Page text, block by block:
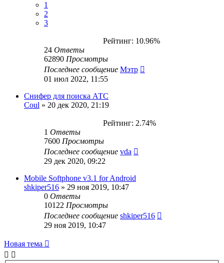
1
2
3
Рейтинг: 10.96%
24 Ответы
62890 Просмотры
Последнее сообщение Мэтр
01 июл 2022, 11:55
Снифер для поиска АТС
Coul » 20 дек 2020, 21:19
Рейтинг: 2.74%
1 Ответы
7600 Просмотры
Последнее сообщение vda
29 дек 2020, 09:22
Mobile Softphone v3.1 for Android
shkiper516 » 29 ноя 2019, 10:47
0 Ответы
10122 Просмотры
Последнее сообщение shkiper516
29 ноя 2019, 10:47
Новая тема